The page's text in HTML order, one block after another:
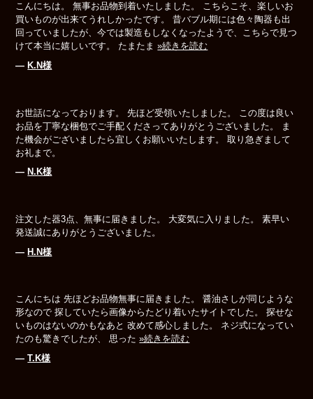
こんにちは。 無事お品物到着いたしました。 こちらこそ、楽しいお
買いものが出来てうれしかったです。 昔バブル期には色々陶器も出
回っていましたが、今では製造もしなくなったようで、こちらで見つ
けて本当に嬉しいです。 たまたま»続きを読む
― K.N様
お世話になっております。 先ほど受領いたしました。 この度は良い
お品を丁寧な梱包でご手配くださってありがとうございました。 ま
た機会がございましたら宜しくお願いいたします。 取り急ぎまして
お礼まで。
― N.K様
注文した器3点、無事に届きました。 大変気に入りました。 素早い
発送誠にありがとうございました。
― H.N様
こんにちは 先ほどお品物無事に届きました。 醤油さしが同じような
形なので 探していたら画像からたどり着いたサイトでした。 探せな
いものはないのかもなあと 改めて感心しました。 ネジ式になってい
たのも驚きでしたが、 思った»続きを読む
―T.K様